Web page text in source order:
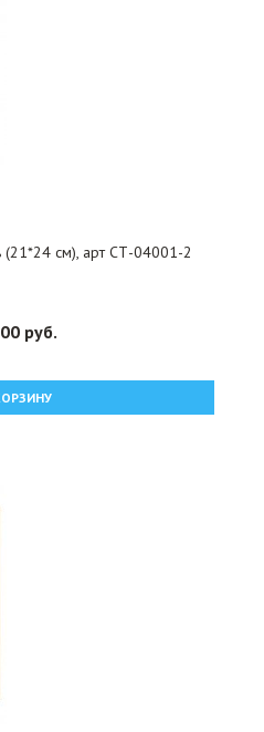
(21*24 см), арт СТ-04001-2
руб.